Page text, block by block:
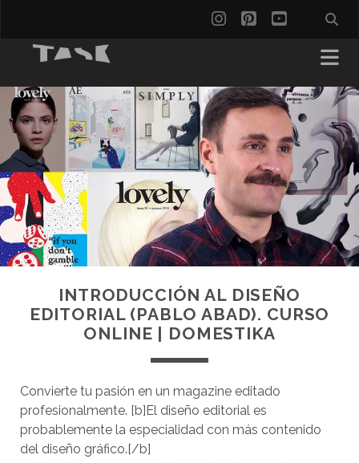
instagram
pinterest
youtube
INTRODUCCIÓN AL DISEÑO
EDITORIAL (PABLO ABAD). CURSO
ONLINE | DOMESTIKA
Convierte tu pasión en un magazine editado
profesionalmente. [b]El diseño editorial es
probablemente la especialidad con más contenido
del diseño gráfico.[/b]